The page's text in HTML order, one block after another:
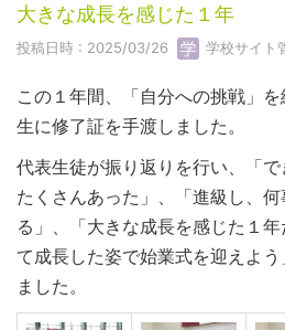
大きな成長を感じた１年
投稿日時 : 2025/03/26 学校サイト
この１年間、「自分への挑戦」
生に修了証を手渡しました。
代表生徒が振り返りを行い、「
たくさんあった」、「進級し、
る」、「大きな成長を感じた１
て成長した姿で始業式を迎えよ
ました。